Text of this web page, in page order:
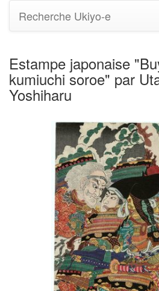
Recherche Ukiyo-e
Estampe japonaise
kumiuchi soroe" par
Yoshiharu